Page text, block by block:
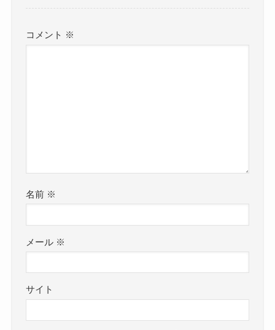
コメント ※
名前 ※
メール ※
サイト